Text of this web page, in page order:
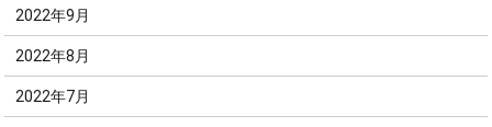
2022年9月
2022年8月
2022年7月